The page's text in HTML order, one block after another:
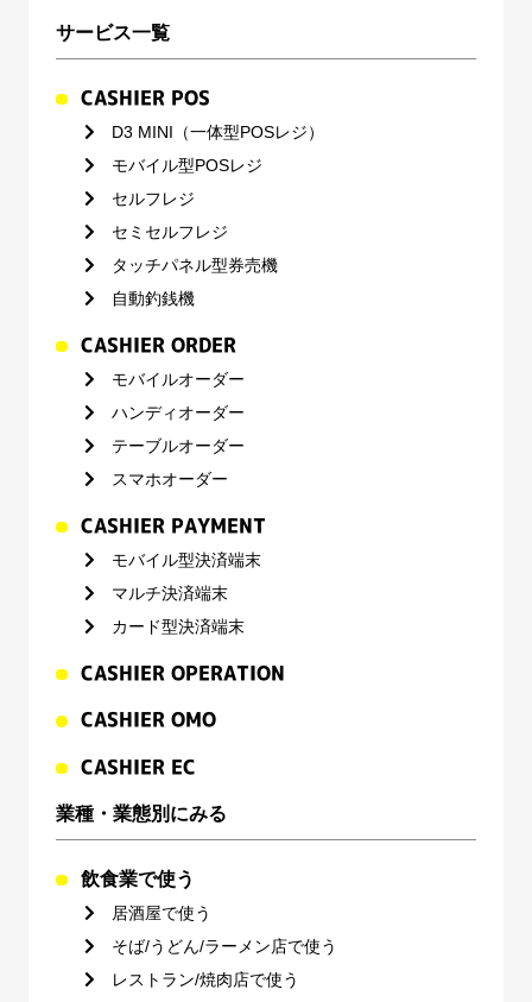
サービス一覧
CASHIER POS
D3 MINI（一体型POSレジ）
モバイル型POSレジ
セルフレジ
セミセルフレジ
タッチパネル型券売機
自動釣銭機
CASHIER ORDER
モバイルオーダー
ハンディオーダー
テーブルオーダー
スマホオーダー
CASHIER PAYMENT
モバイル型決済端末
マルチ決済端末
カード型決済端末
CASHIER OPERATION
CASHIER OMO
CASHIER EC
業種・業態別にみる
飲食業で使う
居酒屋で使う
そば/うどん/ラーメン店で使う
レストラン/焼肉店で使う